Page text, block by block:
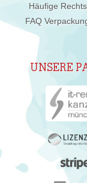
Häufige
FAQ
UNSERE